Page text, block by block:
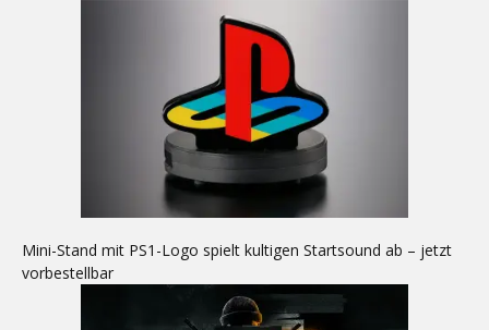
Mini-Stand mit PS1-Logo spielt kultigen Startsound ab – jetzt
vorbestellbar